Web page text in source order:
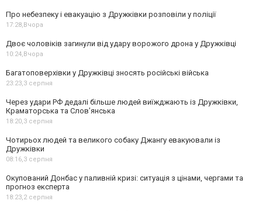
Про небезпеку і евакуацію з Дружківки розповіли у поліції
17:28,Вчора
Двоє чоловіків загинули від удару ворожого дрона у Дружківці
10:24,Вчора
Багатоповерхівки у Дружківці зносять російські війська
23:23,3 серпня
Через удари РФ дедалі більше людей виїжджають із Дружківки,
Краматорська та Слов’янська
18:20,3 серпня
Чотирьох людей та великого собаку Джангу евакуювали із
Дружківки
08:16,3 серпня
Окупований Донбас у паливній кризі: ситуація з цінами, чергами та
прогноз експерта
18:23,2 серпня